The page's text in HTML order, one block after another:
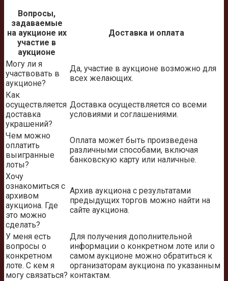
Вопросы,
задаваемые
на аукционе их
участие в
аукционе
Доставка и оплата
Могу ли я
участвовать в
аукционе?
Да, участие в аукционе возможно для
всех желающих.
Как
осуществляется
доставка
украшений?
Доставка осуществляется со всеми
условиями и соглашениями.
Чем можно
оплатить
выигранные
лоты?
Оплата может быть произведена
различными способами, включая
банковскую карту или наличные.
Хочу
ознакомиться с
архивом
аукциона. Где
это можно
сделать?
Архив аукциона с результатами
предыдущих торгов можно найти на
сайте аукциона.
У меня есть
вопросы о
конкретном
лоте. С кем я
могу связаться?
Для получения дополнительной
информации о конкретном лоте или о
самом аукционе можно обратиться к
организаторам аукциона по указанным
контактам.